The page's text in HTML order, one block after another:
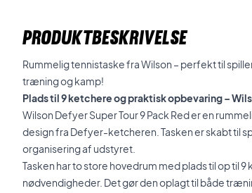
PRODUKTBESKRIVELSE
Rummelig tennistaske fra Wilson – perfekt til
træning og kamp!
Plads til 9 ketchere og praktisk opbevaring –
Wilson Defyer Super Tour 9 Pack Red er en
design fra Defyer-ketcheren. Tasken er skabt til
organisering af udstyret.
Tasken har to store hovedrum med plads til op til
nødvendigheder. Det gør den oplagt til både